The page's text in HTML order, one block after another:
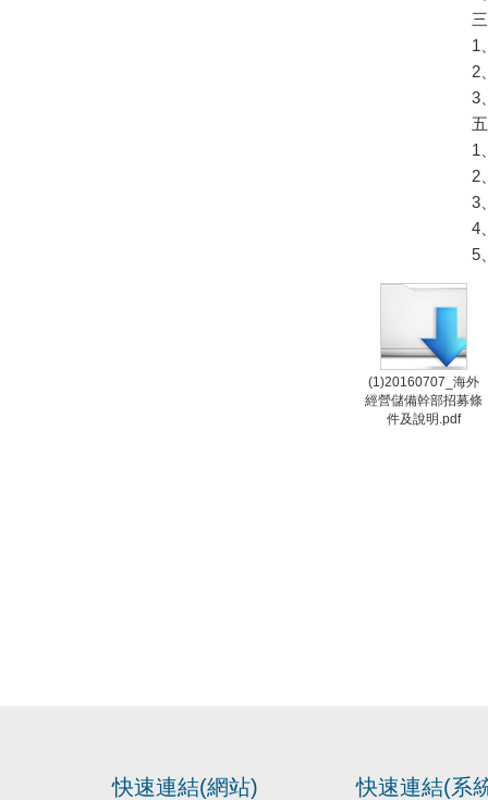
1
2
3
1
2
3
4
5
(1)20160707_海外
經營儲備幹部招募條
件及說明.pdf
快速連結(網站) 快速連結(系